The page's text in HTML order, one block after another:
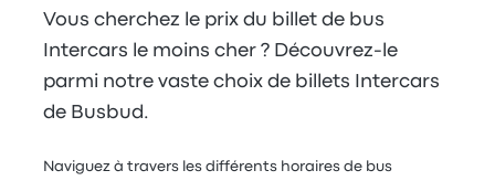
Vous cherchez le prix du billet de bus
Intercars le moins cher ? Découvrez-le
parmi notre vaste choix de billets Intercars
de Busbud.
Naviguez à travers les différents horaires de bus